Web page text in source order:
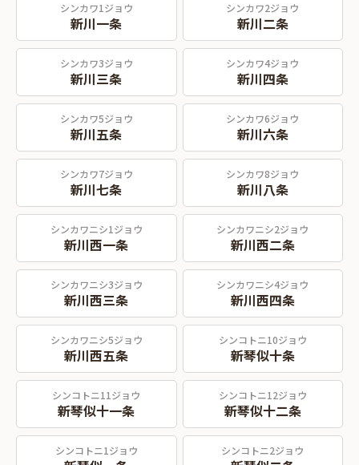
シンカワ1ジョウ
新川一条
シンカワ2ジョウ
新川二条
シンカワ3ジョウ
新川三条
シンカワ4ジョウ
新川四条
シンカワ5ジョウ
新川五条
シンカワ6ジョウ
新川六条
シンカワ7ジョウ
新川七条
シンカワ8ジョウ
新川八条
シンカワニシ1ジョウ
新川西一条
シンカワニシ2ジョウ
新川西二条
シンカワニシ3ジョウ
新川西三条
シンカワニシ4ジョウ
新川西四条
シンカワニシ5ジョウ
新川西五条
シンコトニ10ジョウ
新琴似十条
シンコトニ11ジョウ
新琴似十一条
シンコトニ12ジョウ
新琴似十二条
シンコトニ1ジョウ シンコトニ2ジョウ